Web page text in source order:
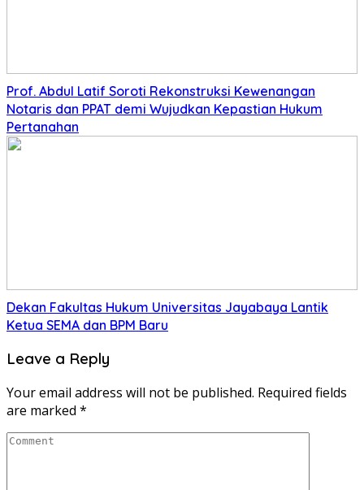
Prof. Abdul Latif Soroti Rekonstruksi Kewenangan
Notaris dan PPAT demi Wujudkan Kepastian Hukum
Pertanahan
Dekan Fakultas Hukum Universitas Jayabaya Lantik
Ketua SEMA dan BPM Baru
Leave a Reply
Your email address will not be published. Required fields
are marked *